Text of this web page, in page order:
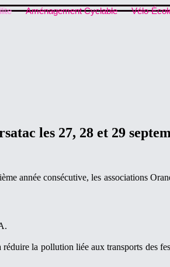
Aménagement Cyclable Vélo-
les 27, 28 et 29
année consécutive, les associations
la pollution liée aux transports des